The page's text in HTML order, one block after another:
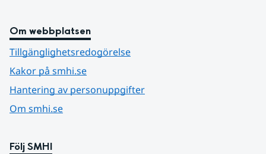
Om webbplatsen
Tillgänglighetsredogörelse
Kakor på smhi.se
Hantering av personuppgifter
Om smhi.se
Följ SMHI